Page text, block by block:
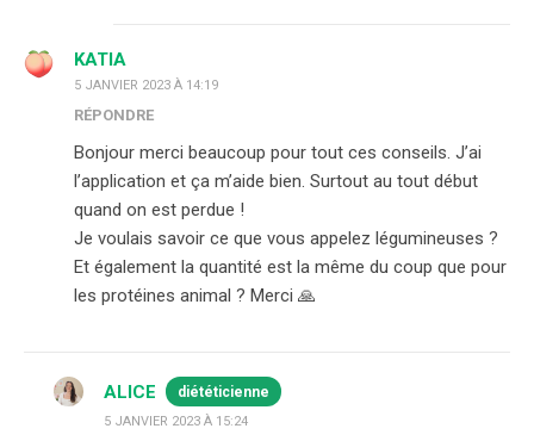
KATIA
5 JANVIER 2023 À 14:19
RÉPONDRE
Bonjour merci beaucoup pour tout ces conseils. J’ai
l’application et ça m’aide bien. Surtout au tout début
quand on est perdue !
Je voulais savoir ce que vous appelez légumineuses ?
Et également la quantité est la même du coup que pour
les protéines animal ? Merci 🙏
ALICE diététicienne
5 JANVIER 2023 À 15:24